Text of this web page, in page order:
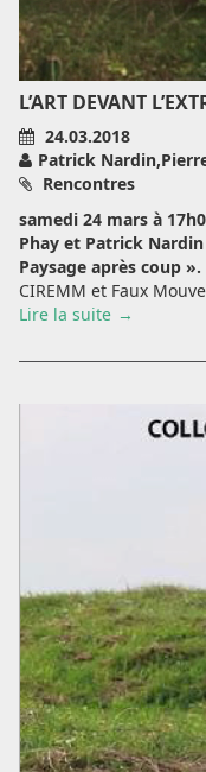
L’ART DEVANT
24.03.2018
Patrick
Rencontres
samedi 24 mars à
Phay et Patrick Nardin
Paysage après coup ».
CIREMM et Faux
Lire la suite